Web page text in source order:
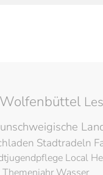
Stadtradeln
Local